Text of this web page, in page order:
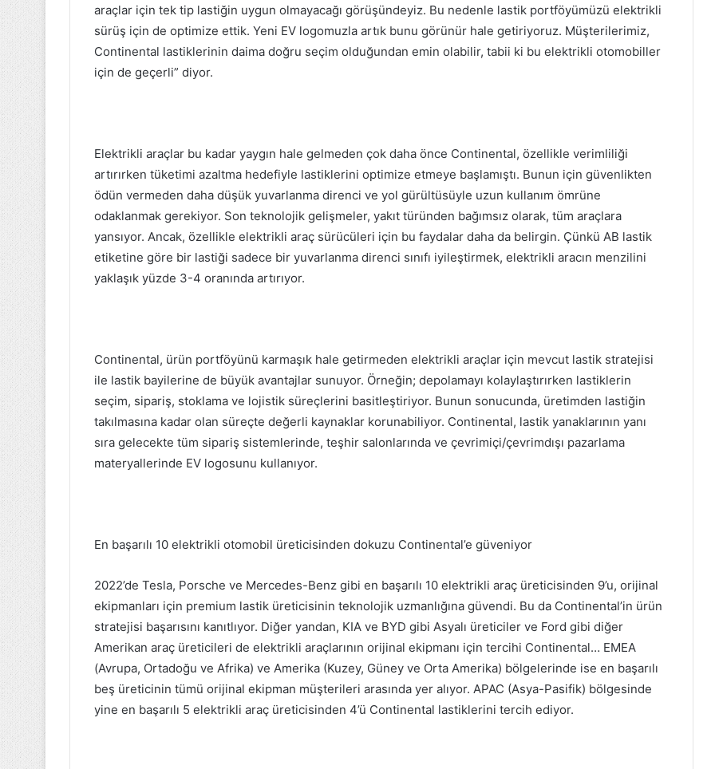
araçlar için tek tip lastiğin uygun olmayacağı görüşündeyiz. Bu nedenle lastik portföyümüzü elektrikli
sürüş için de optimize ettik. Yeni EV logomuzla artık bunu görünür hale getiriyoruz. Müşterilerimiz,
Continental lastiklerinin daima doğru seçim olduğundan emin olabilir, tabii ki bu elektrikli otomobiller
için de geçerli” diyor.
Elektrikli araçlar bu kadar yaygın hale gelmeden çok daha önce Continental, özellikle verimliliği
artırırken tüketimi azaltma hedefiyle lastiklerini optimize etmeye başlamıştı. Bunun için güvenlikten
ödün vermeden daha düşük yuvarlanma direnci ve yol gürültüsüyle uzun kullanım ömrüne
odaklanmak gerekiyor. Son teknolojik gelişmeler, yakıt türünden bağımsız olarak, tüm araçlara
yansıyor. Ancak, özellikle elektrikli araç sürücüleri için bu faydalar daha da belirgin. Çünkü AB lastik
etiketine göre bir lastiği sadece bir yuvarlanma direnci sınıfı iyileştirmek, elektrikli aracın menzilini
yaklaşık yüzde 3-4 oranında artırıyor.
Continental, ürün portföyünü karmaşık hale getirmeden elektrikli araçlar için mevcut lastik stratejisi
ile lastik bayilerine de büyük avantajlar sunuyor. Örneğin; depolamayı kolaylaştırırken lastiklerin
seçim, sipariş, stoklama ve lojistik süreçlerini basitleştiriyor. Bunun sonucunda, üretimden lastiğin
takılmasına kadar olan süreçte değerli kaynaklar korunabiliyor. Continental, lastik yanaklarının yanı
sıra gelecekte tüm sipariş sistemlerinde, teşhir salonlarında ve çevrimiçi/çevrimdışı pazarlama
materyallerinde EV logosunu kullanıyor.
En başarılı 10 elektrikli otomobil üreticisinden dokuzu Continental’e güveniyor
2022’de Tesla, Porsche ve Mercedes-Benz gibi en başarılı 10 elektrikli araç üreticisinden 9’u, orijinal
ekipmanları için premium lastik üreticisinin teknolojik uzmanlığına güvendi. Bu da Continental’in ürün
stratejisi başarısını kanıtlıyor. Diğer yandan, KIA ve BYD gibi Asyalı üreticiler ve Ford gibi diğer
Amerikan araç üreticileri de elektrikli araçlarının orijinal ekipmanı için tercihi Continental… EMEA
(Avrupa, Ortadoğu ve Afrika) ve Amerika (Kuzey, Güney ve Orta Amerika) bölgelerinde ise en başarılı
beş üreticinin tümü orijinal ekipman müşterileri arasında yer alıyor. APAC (Asya-Pasifik) bölgesinde
yine en başarılı 5 elektrikli araç üreticisinden 4’ü Continental lastiklerini tercih ediyor.